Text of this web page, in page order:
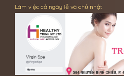
Làm việc cả ngày lễ và chủ nhật